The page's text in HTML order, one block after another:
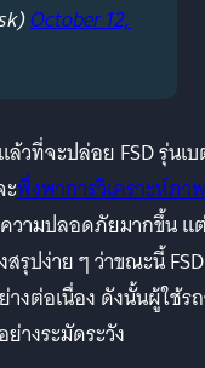
October 12,
ล้วที่จะปล่อย FSD รุ่นเ
พึ่งพาการวิเคราะห์ภาพ
วามปลอดภัยมากขึ้น แ
สรุปง่าย ๆ ว่าขณะนี้ FSD
งต่อเนื่อง ดังนั้นผู้ใช้ร
างระมัดระวัง